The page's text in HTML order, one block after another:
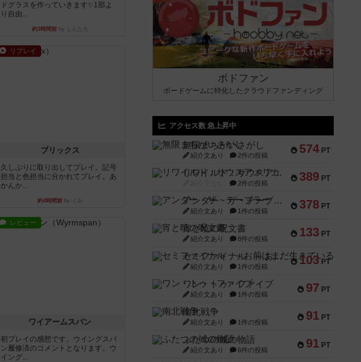
ドグラスを作っていきます✨1部よ
り自由...
約3時間前by しんたろ
リプレイ
ブリックス
久しぶりに取り出してプレイ。記号
担当と色担当に分かれてプレイ。あ
かんか...
約4時間前by くみ
レビュー
ワイアームスパン
初プレイの感想です。ウイングスパ
ン履修済のコメントとなります。ウ
イング...
ボドファン
ボードゲームに特化したクラウドファンディング
アクセス数 急上昇中
574 PT
無限まちがいさがし
紹介文あり 2件の投稿
389 PT
リワイルド：サウスアメリカ
2件の投稿
378 PT
アンダー・ザ・テーブラー
紹介文あり 1件の投稿
133 PT
宵と暁の呪文書
紹介文あり 8件の投稿
103 PT
セミファイナル ～お前はまだ生きている～
紹介文あり 1件の投稿
97 PT
ワン・トゥ・ファイブ
紹介文あり 1件の投稿
91 PT
南北戦争
紹介文あり 1件の投稿
91 PT
ふたつの城の物語
紹介文あり 6件の投稿